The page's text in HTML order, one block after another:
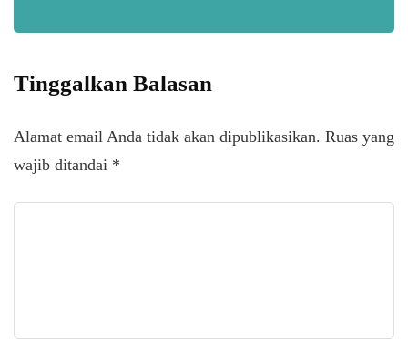
Tinggalkan Balasan
Alamat email Anda tidak akan dipublikasikan. Ruas yang
wajib ditandai *